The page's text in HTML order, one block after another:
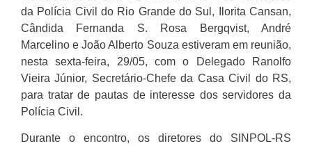
da Polícia Civil do Rio Grande do Sul, Ilorita Cansan,
Cândida Fernanda S. Rosa Bergqvist, André
Marcelino e João Alberto Souza estiveram em reunião,
nesta sexta-feira, 29/05, com o Delegado Ranolfo
Vieira Júnior, Secretário-Chefe da Casa Civil do RS,
para tratar de pautas de interesse dos servidores da
Polícia Civil.
Durante o encontro, os diretores do SINPOL-RS